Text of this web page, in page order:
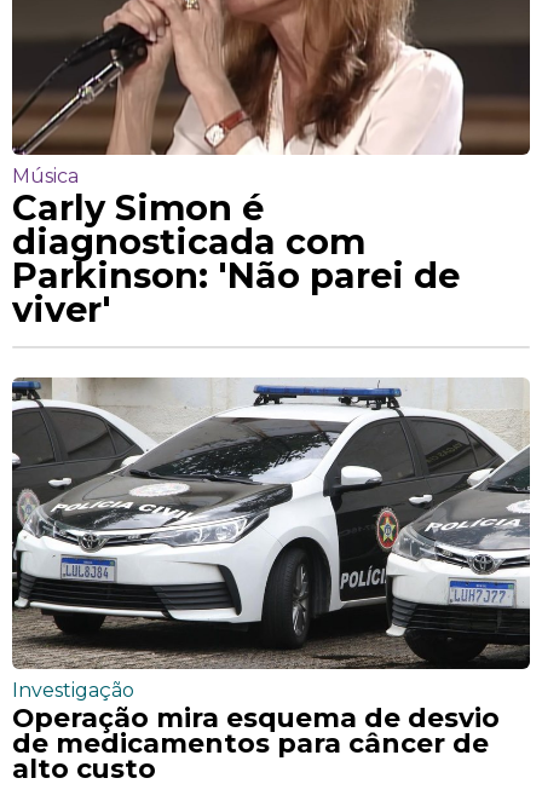
Música
Carly Simon é
diagnosticada com
Parkinson: 'Não parei de
viver'
Investigação
Operação mira esquema de desvio
de medicamentos para câncer de
alto custo